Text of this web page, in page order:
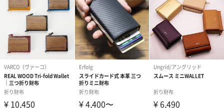
パッケージ全
体重量
120g
製造国
イタリア他
素材
牛革
商品オプション情報